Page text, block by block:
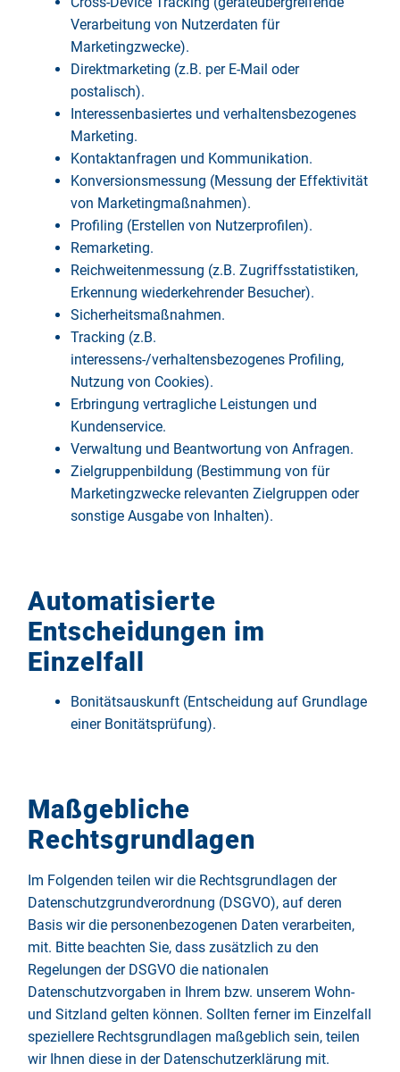
Verarbeitung von Nutzerdaten für
Marketingzwecke).
Direktmarketing (z.B. per E-Mail oder
postalisch).
Interessenbasiertes und verhaltensbezogenes
Marketing.
Kontaktanfragen und Kommunikation.
Konversionsmessung (Messung der Effektivität
von Marketingmaßnahmen).
Profiling (Erstellen von Nutzerprofilen).
Remarketing.
Reichweitenmessung (z.B. Zugriffsstatistiken,
Erkennung wiederkehrender Besucher).
Sicherheitsmaßnahmen.
Tracking (z.B.
interessens-/verhaltensbezogenes Profiling,
Nutzung von Cookies).
Erbringung vertragliche Leistungen und
Kundenservice.
Verwaltung und Beantwortung von Anfragen.
Zielgruppenbildung (Bestimmung von für
Marketingzwecke relevanten Zielgruppen oder
sonstige Ausgabe von Inhalten).
Automatisierte
Entscheidungen im
Einzelfall
Bonitätsauskunft (Entscheidung auf Grundlage
einer Bonitätsprüfung).
Maßgebliche
Rechtsgrundlagen
Im Folgenden teilen wir die Rechtsgrundlagen der
Datenschutzgrundverordnung (DSGVO), auf deren
Basis wir die personenbezogenen Daten verarbeiten,
mit. Bitte beachten Sie, dass zusätzlich zu den
Regelungen der DSGVO die nationalen
Datenschutzvorgaben in Ihrem bzw. unserem Wohn-
und Sitzland gelten können. Sollten ferner im Einzelfall
speziellere Rechtsgrundlagen maßgeblich sein, teilen
wir Ihnen diese in der Datenschutzerklärung mit.